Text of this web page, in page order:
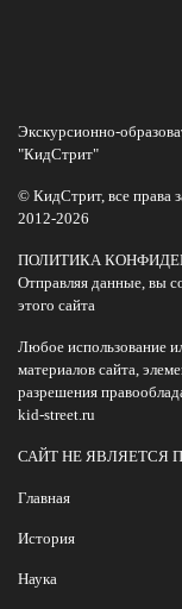
Экскурсионно-
"КидСтрит"
© КидСтрит, все права
2012-2026
ПОЛИТИКА
Отправляя данные, вы
этого сайта
Любое использование
материалов сайта,
разрешения
kid-street.ru
САЙТ НЕ ЯВЛЯЕТСЯ
Главная
История
Наука